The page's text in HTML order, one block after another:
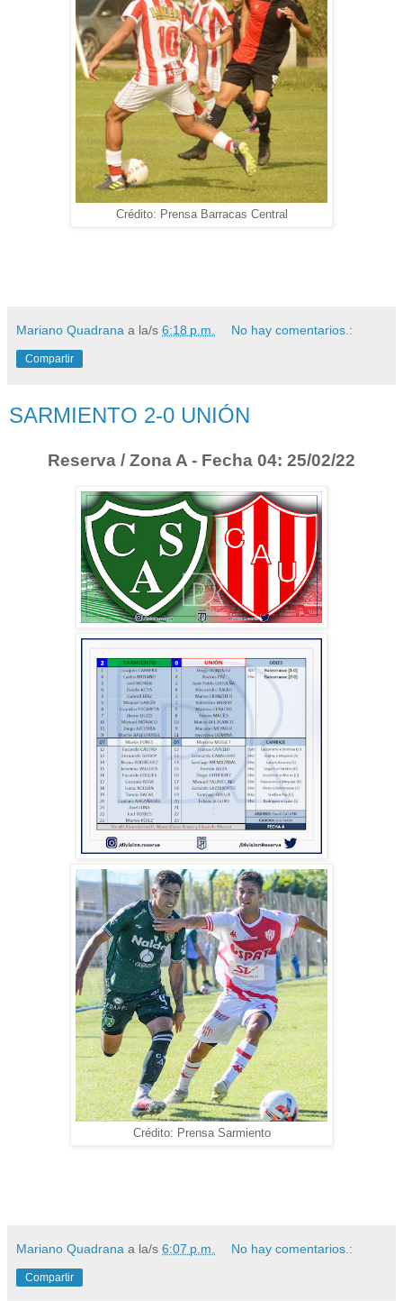
Crédito: Prensa Barracas Central
Mariano Quadrana a la/s 6:18 p.m. No hay comentarios.:
Compartir
SARMIENTO 2-0 UNIÓN
Reserva / Zona A - Fecha 04: 25/02/22
Crédito: Prensa Sarmiento
Mariano Quadrana a la/s 6:07 p.m. No hay comentarios.:
Compartir